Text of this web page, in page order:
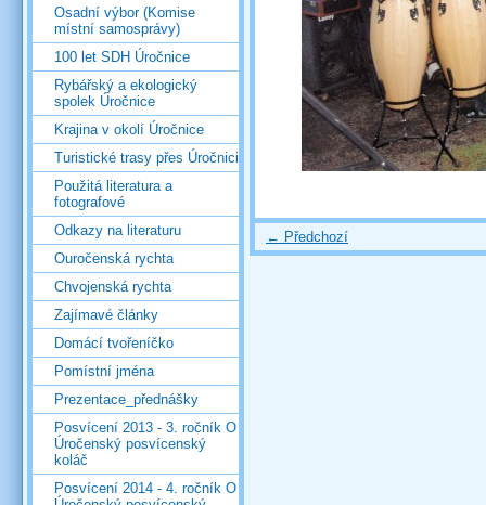
← Předchozí
Osadní výbor (Komise
místní samosprávy)
100 let SDH Úročnice
Rybářský a ekologický
spolek Úročnice
Krajina v okolí Úročnice
Turistické trasy přes Úročnici
Použitá literatura a
fotografové
Odkazy na literaturu
Ouročenská rychta
Chvojenská rychta
Zajímavé články
Domácí tvořeníčko
Pomístní jména
Prezentace_přednášky
Posvícení 2013 - 3. ročník O
Úročenský posvícenský
koláč
Posvícení 2014 - 4. ročník O